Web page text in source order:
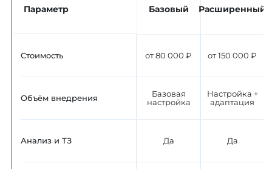
Параметр
Стоимость
Объём внедрения
Анализ и ТЗ
Базовый
от 80 000 ₽
Базовая
настройка
Да
Расширенный
от 150 000 ₽
Настройка +
адаптация
Да